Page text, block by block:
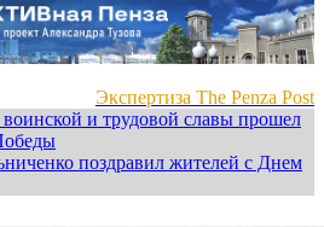
Экспертиза The Penza Post
и трудовой славы прошел
поздравил жителей с Днем